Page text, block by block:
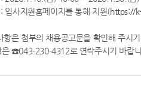
입사지원홈페이지를 통해 지원(https://
은 첨부의 채용공고문을 확인해 주시기
☎043-230-4312로 연락주시기 바랍니